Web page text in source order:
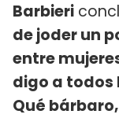
Barbieri
de joder un
entre
digo a todos
Qué